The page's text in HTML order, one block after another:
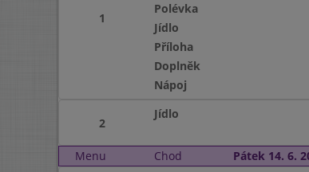
1
Polévka
Jídlo
Příloha
Doplněk
Nápoj
2
Jídlo
Menu Chod Pátek 14. 6.